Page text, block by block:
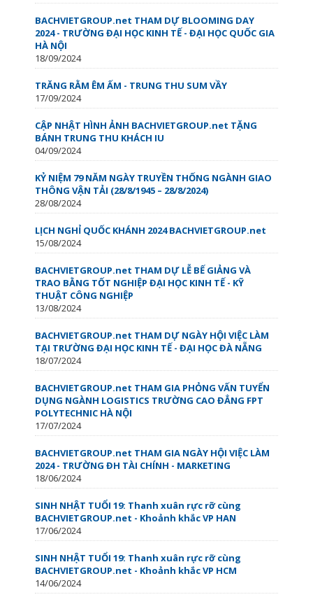
BACHVIETGROUP.net THAM DỰ BLOOMING DAY
2024 - TRƯỜNG ĐẠI HỌC KINH TẾ - ĐẠI HỌC QUỐC GIA
HÀ NỘI
18/09/2024
TRĂNG RẰM ÊM ẤM - TRUNG THU SUM VẦY
17/09/2024
CẬP NHẬT HÌNH ẢNH BACHVIETGROUP.net TẶNG
BÁNH TRUNG THU KHÁCH IU
04/09/2024
KỶ NIỆM 79 NĂM NGÀY TRUYỀN THỐNG NGÀNH GIAO
THÔNG VẬN TẢI (28/8/1945 – 28/8/2024)
28/08/2024
LỊCH NGHỈ QUỐC KHÁNH 2024 BACHVIETGROUP.net
15/08/2024
BACHVIETGROUP.net THAM DỰ LỄ BẾ GIẢNG VÀ
TRAO BẰNG TỐT NGHIỆP ĐẠI HỌC KINH TẾ - KỸ
THUẬT CÔNG NGHIỆP
13/08/2024
BACHVIETGROUP.net THAM DỰ NGÀY HỘI VIỆC LÀM
TẠI TRƯỜNG ĐẠI HỌC KINH TẾ - ĐẠI HỌC ĐÀ NẴNG
18/07/2024
BACHVIETGROUP.net THAM GIA PHỎNG VẤN TUYỂN
DỤNG NGÀNH LOGISTICS TRƯỜNG CAO ĐẲNG FPT
POLYTECHNIC HÀ NỘI
17/07/2024
BACHVIETGROUP.net THAM GIA NGÀY HỘI VIỆC LÀM
2024 - TRƯỜNG ĐH TÀI CHÍNH - MARKETING
18/06/2024
SINH NHẬT TUỔI 19: Thanh xuân rực rỡ cùng
BACHVIETGROUP.net - Khoảnh khắc VP HAN
17/06/2024
SINH NHẬT TUỔI 19: Thanh xuân rực rỡ cùng
BACHVIETGROUP.net - Khoảnh khắc VP HCM
14/06/2024